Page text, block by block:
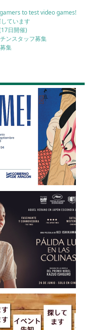
to test video games!
ています
日開催)
ンスタッフ募集
集